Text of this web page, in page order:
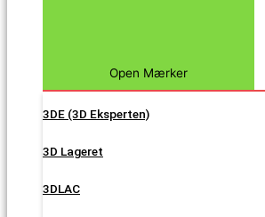
Open Mærker
3DE (3D Eksperten)
3D Lageret
3DLAC